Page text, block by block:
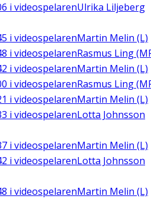
i videospelarenUlrika Liljeberg
i videospelarenMartin Melin (L)
i videospelarenRasmus Ling
i videospelarenMartin Melin (L)
i videospelarenRasmus Ling
i videospelarenMartin Melin (L)
i videospelarenLotta Johnsson
i videospelarenMartin Melin (L)
i videospelarenLotta Johnsson
i videospelarenMartin Melin (L)